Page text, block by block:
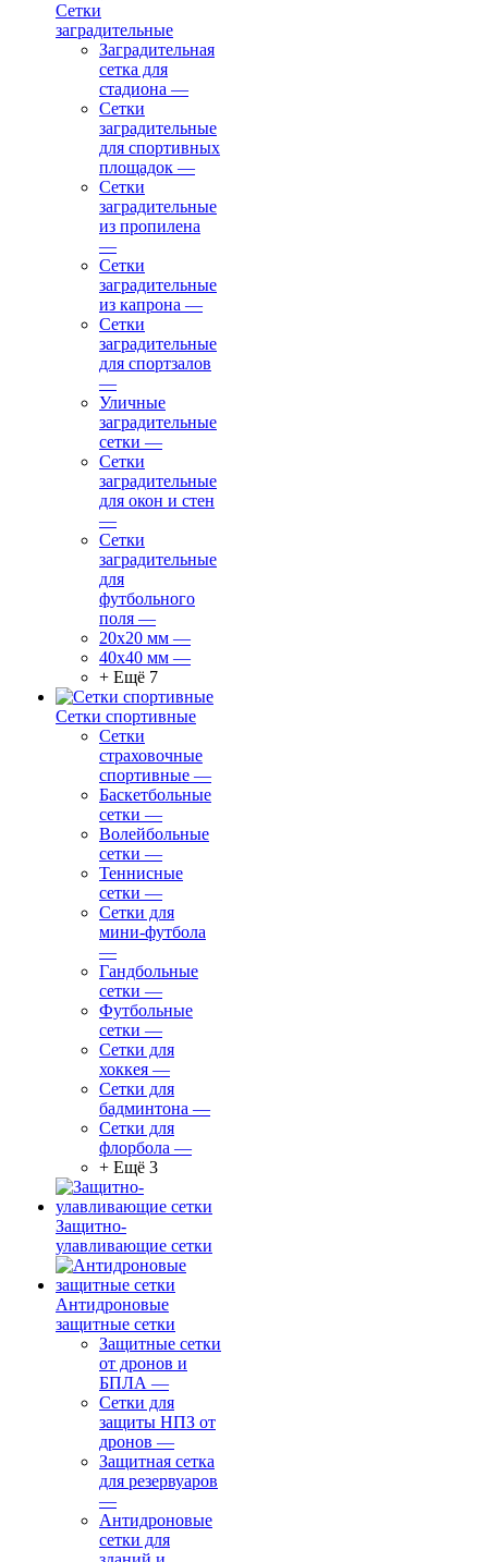
Сетки
заградительные
Заградительная
сетка для
стадиона —
Сетки
заградительные
для спортивных
площадок —
Сетки
заградительные
из пропилена
—
Сетки
заградительные
из капрона —
Сетки
заградительные
для спортзалов
—
Уличные
заградительные
сетки —
Сетки
заградительные
для окон и стен
—
Сетки
заградительные
для
футбольного
поля —
20х20 мм —
40х40 мм —
+ Ещё 7
Сетки спортивные
Сетки
страховочные
спортивные —
Баскетбольные
сетки —
Волейбольные
сетки —
Теннисные
сетки —
Сетки для
мини-футбола
—
Гандбольные
сетки —
Футбольные
сетки —
Сетки для
хоккея —
Сетки для
бадминтона —
Сетки для
флорбола —
+ Ещё 3
Защитно-
улавливающие сетки
Антидроновые
защитные сетки
Защитные сетки
от дронов и
БПЛА —
Сетки для
защиты НПЗ от
дронов —
Защитная сетка
для резервуаров
—
Антидроновые
сетки для